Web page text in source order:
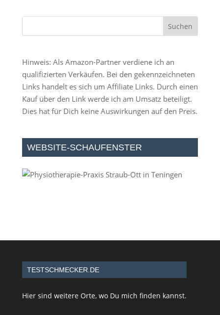
Hinweis: Als Amazon-Partner verdiene ich an
qualifizierten Verkäufen. Bei den gekennzeichneten
Links handelt es sich um Affiliate Links. Durch einen
Kauf über den Link werde ich am Umsatz beteiligt.
Dies hat für Dich keine Auswirkungen auf den Preis.
WEBSITE-SCHAUFENSTER
TESTSCHMECKER.DE
Hier sind weitere Orte, wo Du mich finden kannst.